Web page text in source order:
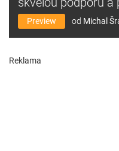
Preview od Michal
Reklama